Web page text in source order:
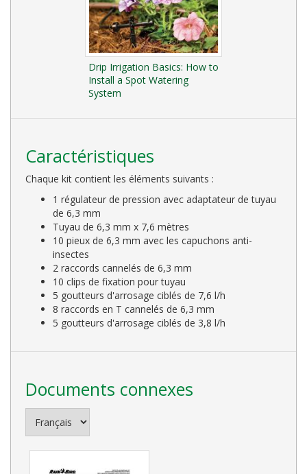
Drip Irrigation Basics: How to
Install a Spot Watering
System
Caractéristiques
Chaque kit contient les éléments suivants :
1 régulateur de pression avec adaptateur de tuyau
de 6,3 mm
Tuyau de 6,3 mm x 7,6 mètres
10 pieux de 6,3 mm avec les capuchons anti-
insectes
2 raccords cannelés de 6,3 mm
10 clips de fixation pour tuyau
5 goutteurs d'arrosage ciblés de 7,6 l/h
8 raccords en T cannelés de 6,3 mm
5 goutteurs d'arrosage ciblés de 3,8 l/h
Documents connexes